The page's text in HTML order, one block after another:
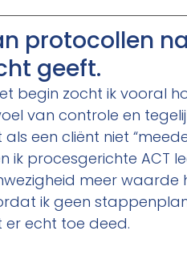
protocollen
geeft.
begin zocht ik vooral
van controle en
een cliënt niet
ik procesgerichte ACT
meer waarde
ik geen
er echt toe deed.